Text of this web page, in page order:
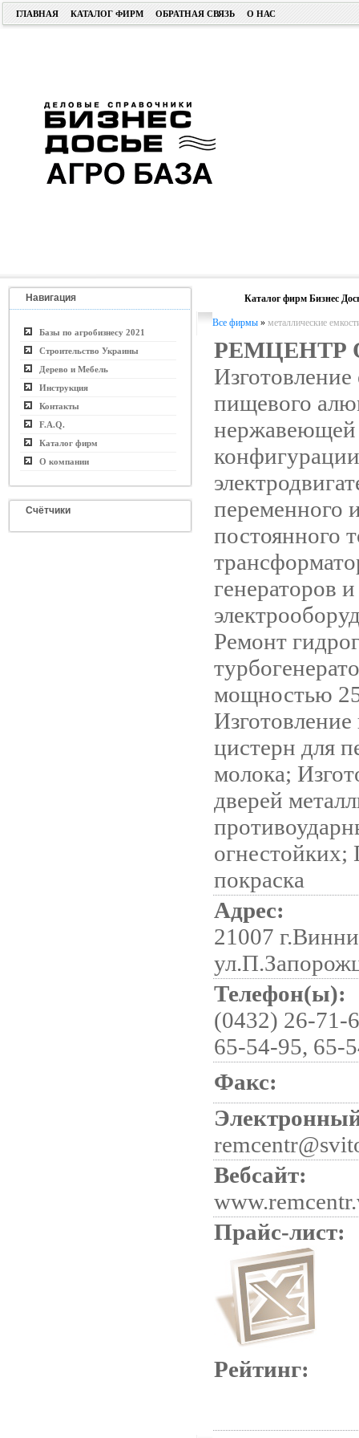
ГЛАВНАЯ КАТАЛОГ ФИРМ ОБРАТНАЯ СВЯЗЬ О НАС
Навигация
Базы по агробизнесу 2021
Строительство Украины
Дерево и Мебель
Инструкция
Контакты
F.A.Q.
Каталог фирм
О компании
Счётчики
Каталог фирм Бизнес
Все фирмы » металлические
РЕМЦЕНТР
Изготовление
пищевого
нержавеющей
переменного
постоянного
генераторов
Ремонт
мощностью
цистерн для
молока;
дверей
покраска
Адрес:
21007
Телефон(ы):
(0432) 26-71-
65-54-95, 65-
Факс:
Вебсайт:
Прайс-лист:
Рейтинг: